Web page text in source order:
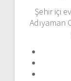
Şehir içi
Adıyaman